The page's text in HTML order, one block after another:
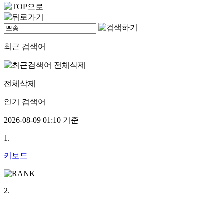
최근 검색어
전체삭제
인기 검색어
2026-08-09 01:10 기준
1.
키보드
2.